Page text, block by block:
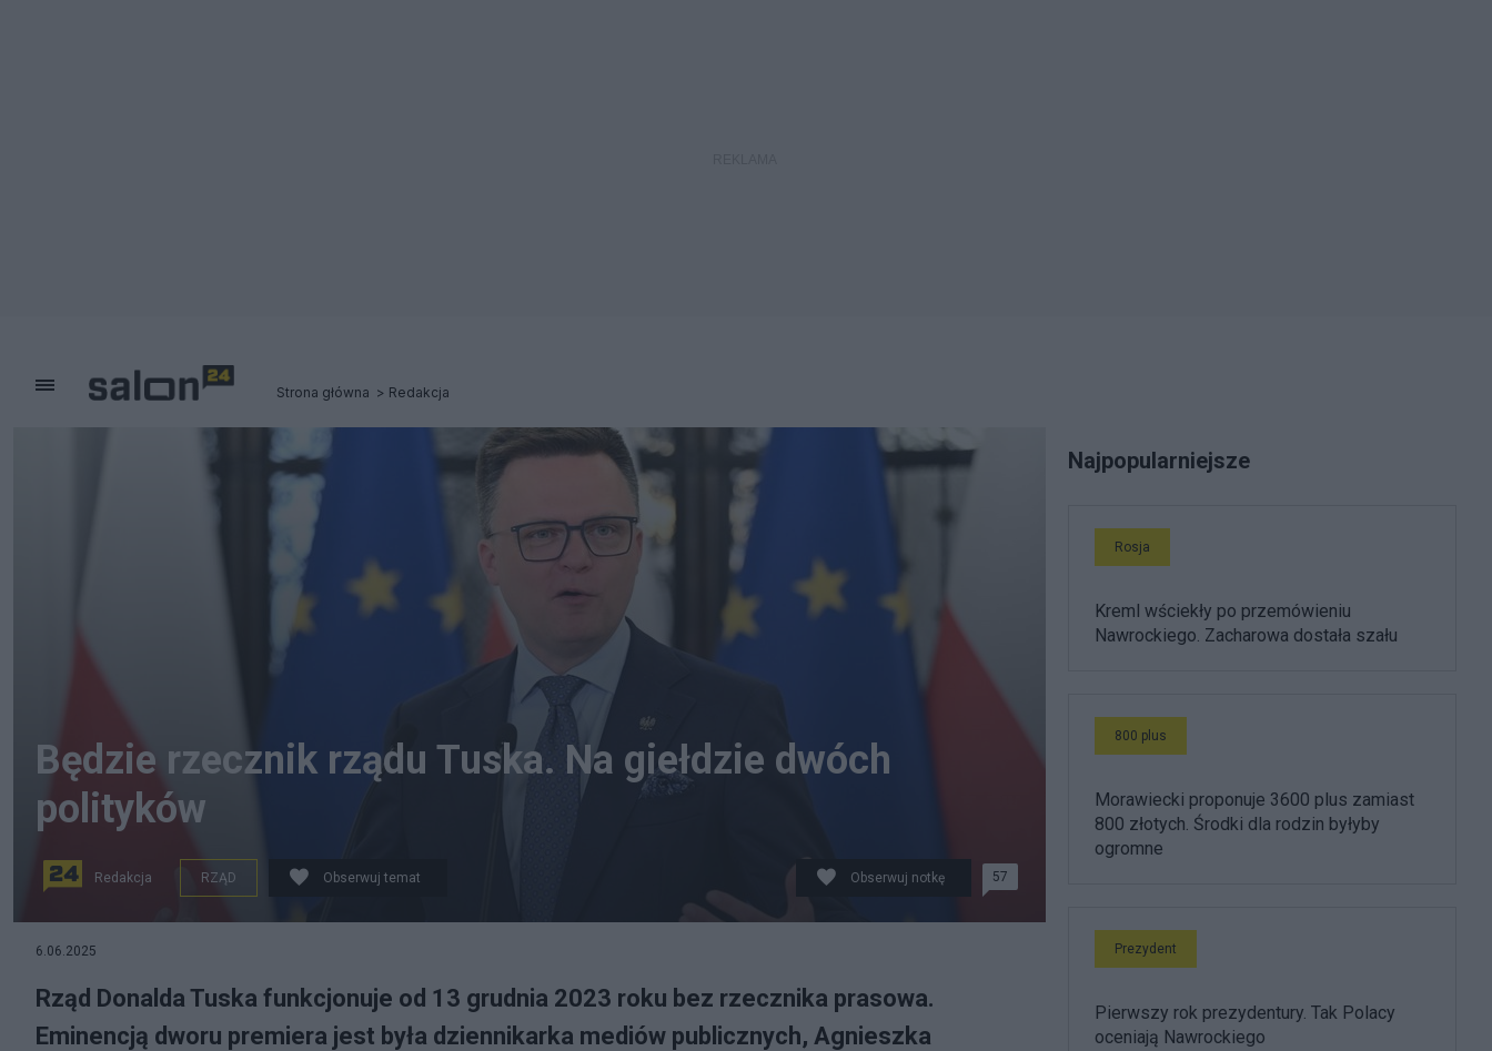
Strona główna Redakcja
Będzie rzecznik rządu Tuska. Na giełdzie dwóch
polityków
Redakcja RZĄD Obserwuj temat Obserwuj notkę 57
6.06.2025
Rząd Donalda Tuska funkcjonuje od 13 grudnia 2023 roku bez rzecznika prasowa.
Eminencją dworu premiera jest była dziennikarka mediów publicznych, Agnieszka
Najpopularniejsze
Rosja
Kreml wściekły po przemówieniu
Nawrockiego. Zacharowa dostała szału
800 plus
Morawiecki proponuje 3600 plus zamiast
800 złotych. Środki dla rodzin byłyby
ogromne
Prezydent
Pierwszy rok prezydentury. Tak Polacy
oceniają Nawrockiego